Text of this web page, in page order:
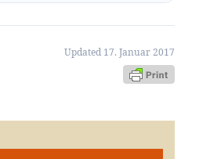
Updated 17. Januar 2017